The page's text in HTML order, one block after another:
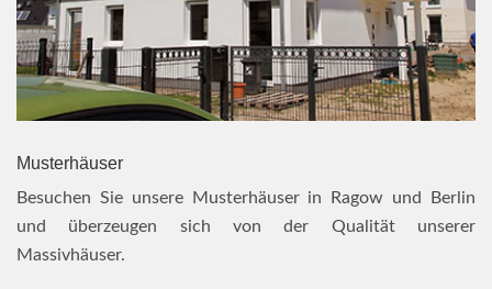
Musterhäuser
Besuchen Sie unsere Musterhäuser in Ragow und Berlin
und überzeugen sich von der Qualität unserer
Massivhäuser.